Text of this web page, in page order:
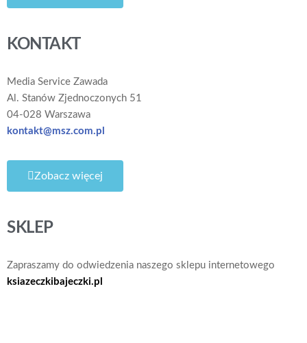
KONTAKT
Media Service Zawada
Al. Stanów Zjednoczonych 51
04-028 Warszawa
kontakt@msz.com.pl
Zobacz więcej
SKLEP
Zapraszamy do odwiedzenia naszego sklepu internetowego
ksiazeczkibajeczki.pl